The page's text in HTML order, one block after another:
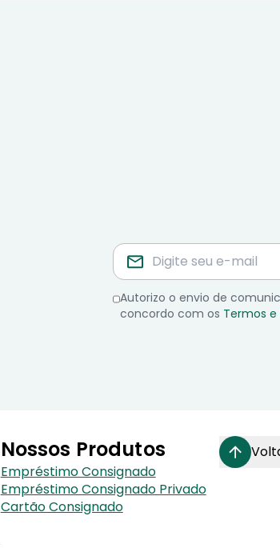
Autorizo o envio de
concordo com os Termos
Nossos Produtos
Empréstimo Consignado
Empréstimo Consignado Privado
Cartão Consignado